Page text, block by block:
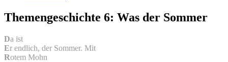
Themengeschichte 6: Was der Sommer
Da ist
Er endlich, der Sommer. Mit
Rotem Mohn